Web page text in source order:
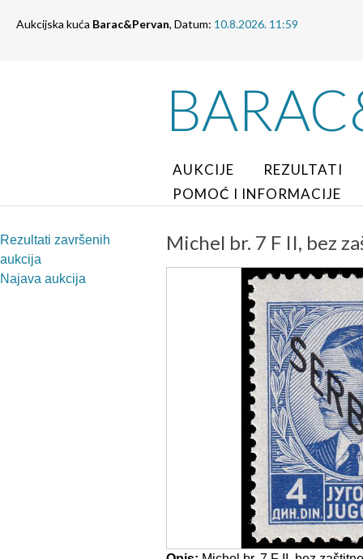
Aukcijska kuća Barac&Pervan, Datum: 10.8.2026. 11:59
AUKCIJE
REZULTATI
POMOĆ I INFORMACIJE
Rezultati završenih
aukcija
Najava aukcija
Michel br. 7 F II, bez